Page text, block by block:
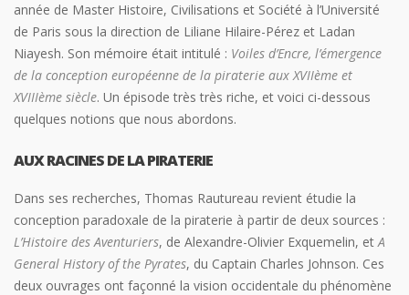
année de Master Histoire, Civilisations et Société à l’Université
de Paris sous la direction de Liliane Hilaire-Pérez et Ladan
Niayesh. Son mémoire était intitulé : Voiles d’Encre, l’émergence
de la conception européenne de la piraterie aux XVIIème et
XVIIIème siècle. Un épisode très très riche, et voici ci-dessous
quelques notions que nous abordons.
AUX RACINES DE LA PIRATERIE
Dans ses recherches, Thomas Rautureau revient étudie la
conception paradoxale de la piraterie à partir de deux sources :
L’Histoire des Aventuriers, de Alexandre-Olivier Exquemelin, et A
General History of the Pyrates, du Captain Charles Johnson. Ces
deux ouvrages ont façonné la vision occidentale du phénomène